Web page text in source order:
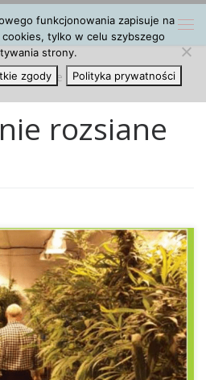
rozsiane
rozsiane
Sąd pozwolił choremu na
leczniczych. 53-latek, który
cierpi na często
symptomu, jak kurczowy paraliż,
Niemiecki Instytut Leków i
że owy pacjent
pozwolenie na uprawę
funkcjonowania zapisuje na
tylko w celu szybszego
strony.
zgody Polityka prywatności